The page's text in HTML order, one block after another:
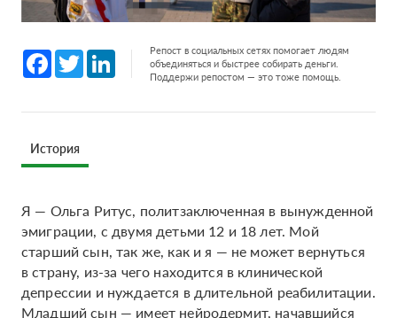
Facebook
Twitter LinkedInРепост в социальных сетях помогает людям
объединяться и быстрее собирать деньги.
Поддержи репостом — это тоже помощь.
История
Я — Ольга Ритус, политзаключенная в вынужденной
эмиграции, с двумя детьми 12 и 18 лет. Мой
старший сын, так же, как и я — не может вернуться
в страну, из-за чего находится в клинической
депрессии и нуждается в длительной реабилитации.
Младший сын — имеет нейродермит, начавшийся